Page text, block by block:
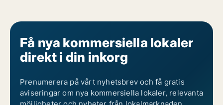
Få nya kommersiella lokaler
direkt i din inkorg
Prenumerera på vårt nyhetsbrev och få gratis
aviseringar om nya kommersiella lokaler, relevanta